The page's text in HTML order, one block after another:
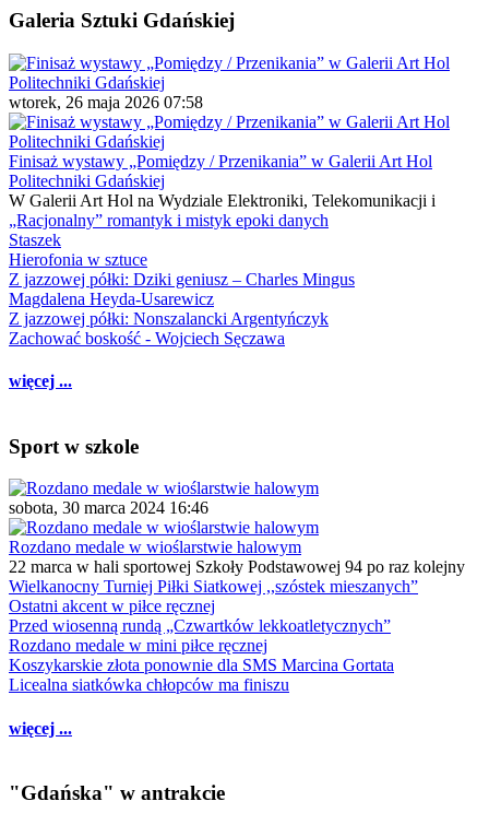
Galeria Sztuki Gdańskiej
wtorek, 26 maja 2026 07:58
Finisaż wystawy „Pomiędzy / Przenikania” w Galerii Art Hol
Politechniki Gdańskiej
W Galerii Art Hol na Wydziale Elektroniki, Telekomunikacji i
„Racjonalny” romantyk i mistyk epoki danych
Staszek
Hierofonia w sztuce
Z jazzowej półki: Dziki geniusz – Charles Mingus
Magdalena Heyda-Usarewicz
Z jazzowej półki: Nonszalancki Argentyńczyk
Zachować boskość - Wojciech Sęczawa
więcej ...
Sport w szkole
sobota, 30 marca 2024 16:46
Rozdano medale w wioślarstwie halowym
22 marca w hali sportowej Szkoły Podstawowej 94 po raz kolejny
Wielkanocny Turniej Piłki Siatkowej ,,szóstek mieszanych”
Ostatni akcent w piłce ręcznej
Przed wiosenną rundą „Czwartków lekkoatletycznych”
Rozdano medale w mini piłce ręcznej
Koszykarskie złota ponownie dla SMS Marcina Gortata
Licealna siatkówka chłopców ma finiszu
więcej ...
"Gdańska" w antrakcie